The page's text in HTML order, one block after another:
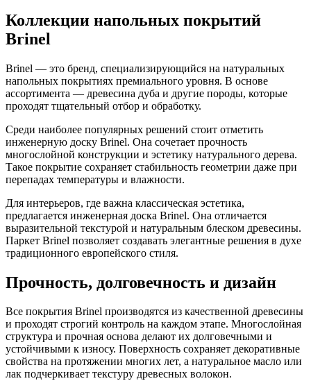
Коллекции напольных покрытий
Brinel
Brinel — это бренд, специализирующийся на натуральных
напольных покрытиях премиального уровня. В основе
ассортимента — древесина дуба и другие породы, которые
проходят тщательный отбор и обработку.
Среди наиболее популярных решений стоит отметить
инженерную доску Brinel. Она сочетает прочность
многослойной конструкции и эстетику натурального дерева.
Такое покрытие сохраняет стабильность геометрии даже при
перепадах температуры и влажности.
Для интерьеров, где важна классическая эстетика,
предлагается инженерная доска Brinel. Она отличается
выразительной текстурой и натуральным блеском древесины.
Паркет Brinel позволяет создавать элегантные решения в духе
традиционного европейского стиля.
Прочность, долговечность и дизайн
Все покрытия Brinel производятся из качественной древесины
и проходят строгий контроль на каждом этапе. Многослойная
структура и прочная основа делают их долговечными и
устойчивыми к износу. Поверхность сохраняет декоративные
свойства на протяжении многих лет, а натуральное масло или
лак подчеркивает текстуру древесных волокон.